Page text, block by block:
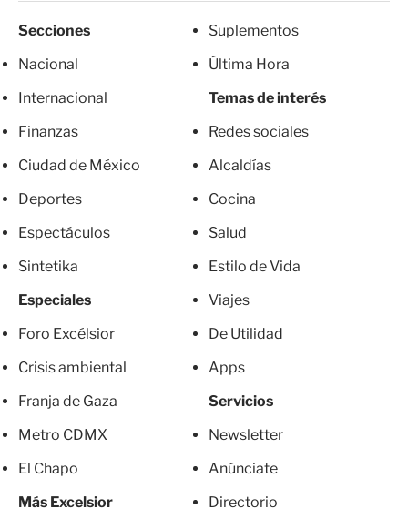
Secciones
Nacional
Internacional
Finanzas
Ciudad de México
Deportes
Espectáculos
Sintetika
Especiales
Foro Excélsior
Crisis ambiental
Franja de Gaza
Metro CDMX
El Chapo
Más Excelsior
Suplementos
Última Hora
Temas de interés
Redes sociales
Alcaldías
Cocina
Salud
Estilo de Vida
Viajes
De Utilidad
Apps
Servicios
Newsletter
Anúnciate
Directorio